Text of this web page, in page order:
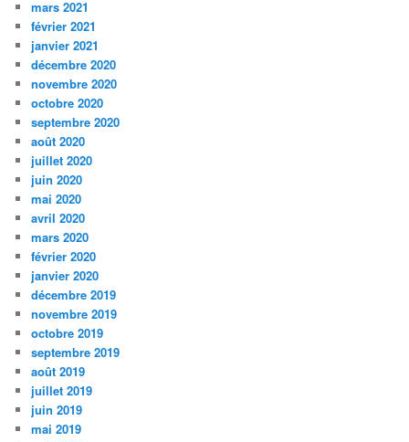
mars 2021
février 2021
janvier 2021
décembre 2020
novembre 2020
octobre 2020
septembre 2020
août 2020
juillet 2020
juin 2020
mai 2020
avril 2020
mars 2020
février 2020
janvier 2020
décembre 2019
novembre 2019
octobre 2019
septembre 2019
août 2019
juillet 2019
juin 2019
mai 2019